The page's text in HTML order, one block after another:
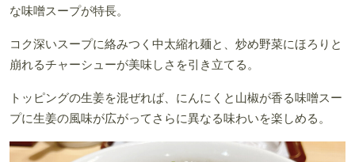
な味噌スープが特長。
コク深いスープに絡みつく中太縮れ麺と、炒め野菜にほろりと
崩れるチャーシューが美味しさを引き立てる。
トッピングの生姜を混ぜれば、にんにくと山椒が香る味噌スー
プに生姜の風味が広がってさらに異なる味わいを楽しめる。